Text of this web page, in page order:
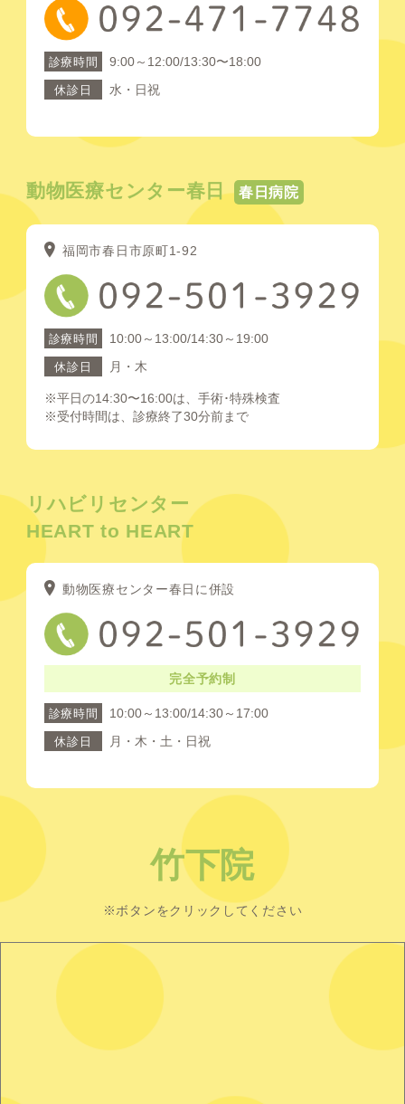
診療時間 9:00～12:00/13:30〜18:00
休診日 水・日祝
動物医療センター春日 春日病院
福岡市春日市原町1-92
診療時間 10:00～13:00/14:30～19:00
休診日 月・木
※平日の14:30〜16:00は、手術･特殊検査
※受付時間は、診療終了30分前まで
リハビリセンター
HEART to HEART
動物医療センター春日に併設
完全予約制
診療時間 10:00～13:00/14:30～17:00
休診日 月・木・土・日祝
竹下院
※ボタンをクリックしてください